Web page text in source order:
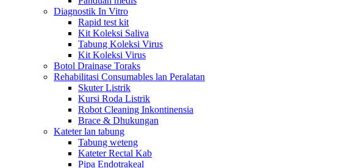
Diagnostik In Vitro
Rapid test kit
Kit Koleksi Saliva
Tabung Koleksi Virus
Kit Koleksi Virus
Botol Drainase Toraks
Rehabilitasi Consumables lan Peralatan
Skuter Listrik
Kursi Roda Listrik
Robot Cleaning Inkontinensia
Brace & Dhukungan
Kateter lan tabung
Tabung weteng
Kateter Rectal Kab
Pipa Endotrakeal